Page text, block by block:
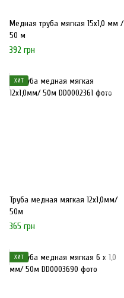
Медная труба мягкая 15х1,0 мм /
50 м
392 грн
ХИТ
Труба медная мягкая 12х1,0мм/
50м
365 грн
ХИТ